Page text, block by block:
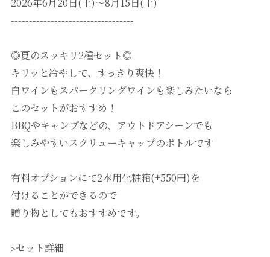
----------------------------------
◎夏のスッキリ2種セット◎
キリッと冷やして、すっきり爽快！
白ワインもスパークリングワインも楽しみたいなら
このセットがおすすめ！
BBQやキャンプなどの、アウトドアシーンでも
楽しみやすいスクリューキャップのボトルです
有料オプションにて2本用化粧箱(+550円)を
付けることができるので
贈り物としてもおすすめです。
▹セット詳細